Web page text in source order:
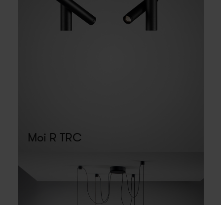
Moi R TRC